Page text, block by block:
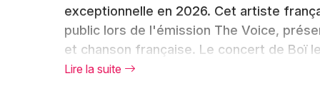
exceptionnelle en 2026. Cet artiste
public lors de l'émission The Voice,
et chanson française. Le concert de Boï
offrant aux spectateurs l'occasion de
Lire la suite